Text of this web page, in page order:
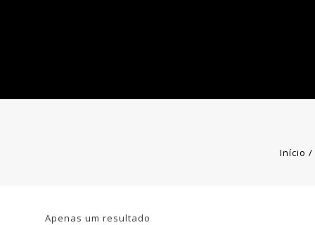
Início /
Apenas um resultado